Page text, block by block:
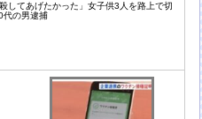
殺してあげたかった」女子供3人を路上で切
代の男逮捕